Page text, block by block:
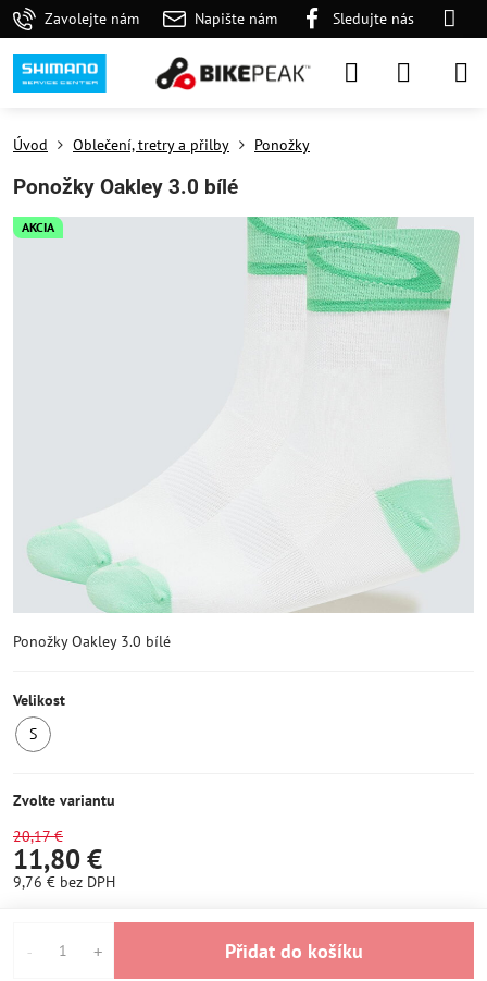
Zavolejte nám Napište nám Sledujte nás
AKCIA
Úvod Oblečení, tretry a přilby Ponožky
Ponožky Oakley 3.0 bílé
Ponožky Oakley 3.0 bílé
Velikost
S
Zvolte variantu
20,17 €
11,80 €
9,76 € bez DPH
Přidat do košíku